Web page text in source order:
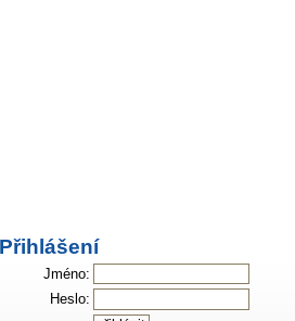
Přihlášení
Jméno:
Heslo: